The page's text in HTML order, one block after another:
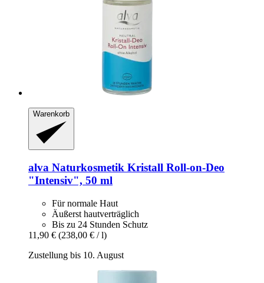
Warenkorb
alva Naturkosmetik Kristall Roll-​on-​Deo
"Intensiv", 50 ml
Für normale Haut
Äußerst hautverträglich
Bis zu 24 Stunden Schutz
11,90 € (238,00 € / l)
Zustellung bis 10. August